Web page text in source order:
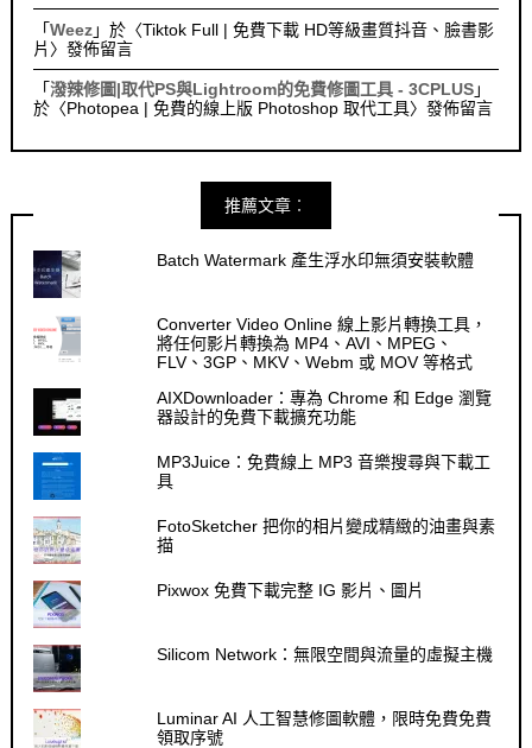
「Weez」於〈Tiktok Full | 免費下載 HD等級畫質抖音、臉書影
片 〉發佈留言
「潑辣修圖|取代PS與Lightroom的免費修圖工具 - 3CPLUS」
於〈Photopea | 免費的線上版 Photoshop 取代工具〉發佈留言
推薦文章︰
Batch Watermark 產生浮水印無須安裝軟體
Converter Video Online 線上影片轉換工具，
將任何影片轉換為 MP4、AVI、MPEG、
FLV、3GP、MKV、Webm 或 MOV 等格式
AIXDownloader：專為 Chrome 和 Edge 瀏覽
器設計的免費下載擴充功能
MP3Juice：免費線上 MP3 音樂搜尋與下載工
具
FotoSketcher 把你的相片變成精緻的油畫與素
描
Pixwox 免費下載完整 IG 影片、圖片
Silicom Network：無限空間與流量的虛擬主機
Luminar AI 人工智慧修圖軟體，限時免費免費
領取序號